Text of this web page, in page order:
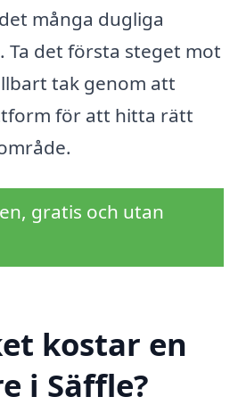
många dugliga
Ta det första steget mot
tak genom att
för att hitta rätt
gratis och utan
kostar en
i Säffle?